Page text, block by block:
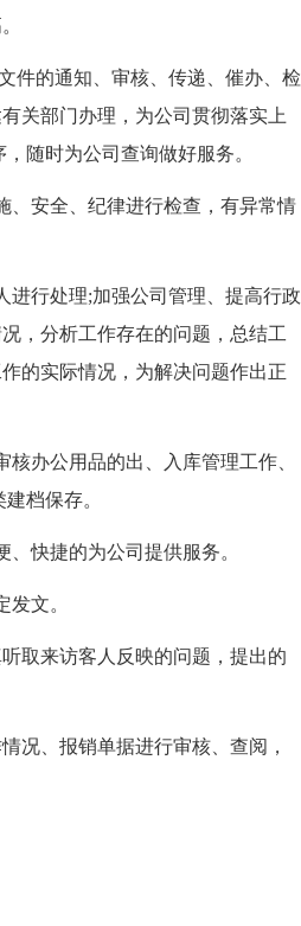
件的通知、审核、传递、催办、检
关部门办理，为公司贯彻落实上
随时为公司查询做好服务。
、安全、纪律进行检查，有异常情
进行处理;加强公司管理、提高行政
，分析工作存在的问题，总结工
的实际情况，为解决问题作出正
办公用品的出、入库管理工作、
档保存。
快捷的为公司提供服务。
文。
取来访客人反映的问题，提出的
况、报销单据进行审核、查阅，